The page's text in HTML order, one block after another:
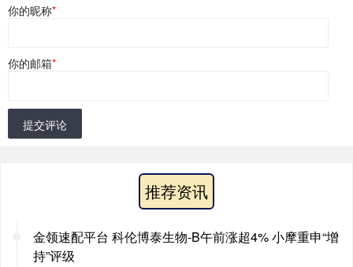
你的昵称*
你的邮箱*
提交评论
推荐资讯
金领速配平台 科伦博泰生物-B午前涨超4% 小摩重申“增
持”评级